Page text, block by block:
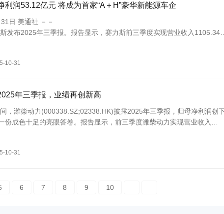
利润53.12亿元 将成为首家“A＋H”豪华新能源车企
日 美通社 －－
发布2025年三季报。报告显示，赛力斯前三季度实现营业收入1105.34亿
10-31
年三季报，业绩再创新高
潍柴动力(000338.SZ;02338.HK)披露2025年三季报，归母净利润创
份成色十足的亮眼答卷。报告显示，前三季度潍柴动力实现营业收入
10-31
6 7 8 9 10